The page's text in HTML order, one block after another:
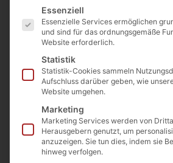
Walnüsse) 300g.
Art. Nr.:KWE-001-2 Kategorie
4,20€ inkl. MwSt.
Enthält 7% MwSt. 7 % DE
(1,40€/ 100 g)
zzgl.Versand
In die Wunschliste
Es folgt eine Liste der Service-
Essenziell
Essenzielle Services ermöglichen
und sind für das ordnungsgemäße
Website erforderlich.
Statistik
Statistik-Cookies sammeln
Aufschluss darüber geben, wie
Website umgehen.
Marketing
Marketing Services werden von
Herausgebern genutzt, um
anzuzeigen. Sie tun dies, indem sie
hinweg verfolgen.